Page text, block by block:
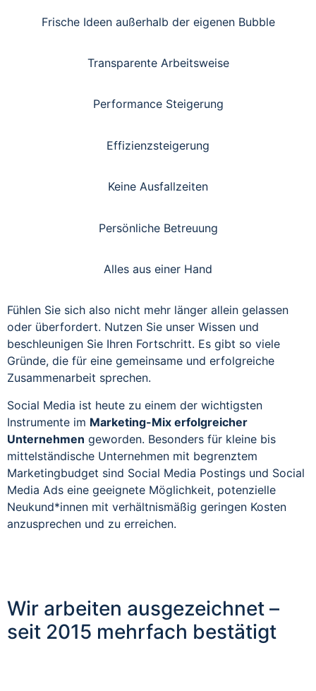
Frische Ideen außerhalb der eigenen Bubble
Transparente Arbeitsweise
Performance Steigerung
Effizienzsteigerung
Keine Ausfallzeiten
Persönliche Betreuung
Alles aus einer Hand
Fühlen Sie sich also nicht mehr länger allein gelassen
oder überfordert. Nutzen Sie unser Wissen und
beschleunigen Sie Ihren Fortschritt. Es gibt so viele
Gründe, die für eine gemeinsame und erfolgreiche
Zusammenarbeit sprechen.
Social Media ist heute zu einem der wichtigsten
Instrumente im Marketing-Mix erfolgreicher
Unternehmen geworden. Besonders für kleine bis
mittelständische Unternehmen mit begrenztem
Marketingbudget sind Social Media Postings und Social
Media Ads eine geeignete Möglichkeit, potenzielle
Neukund*innen mit verhältnismäßig geringen Kosten
anzusprechen und zu erreichen.
Wir arbeiten ausgezeichnet –
seit 2015 mehrfach bestätigt